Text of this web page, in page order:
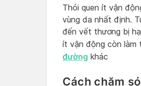
Thói quen ít vận
vùng da nhất định.
đến vết thương bị
ít vận động còn làm
đường khác
Cách chăm